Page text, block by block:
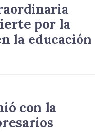
por la
la educación
con la